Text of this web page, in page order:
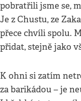
pobratřili jsme se,
Je z Chustu, ze
přece chvíli spolu.
přidat, stejně jako
K ohni si zatím
za barikádou – je